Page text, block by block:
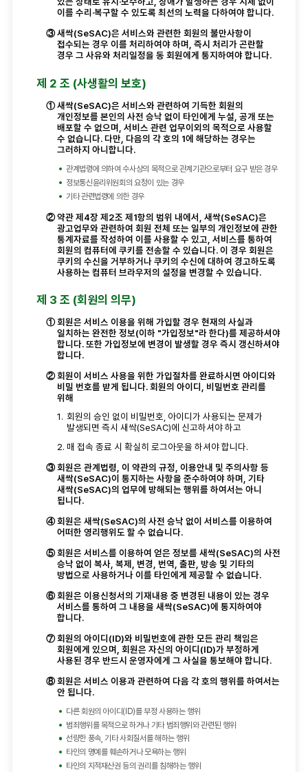
이를 수리·복구할 수 있도록 최선의 노력을 다하여야 합니다.
③ 새싹(SeSAC)은 서비스와 관련한 회원의 불만사항이
접수되는 경우 이를 처리하여야 하며, 즉시 처리가 곤란할
경우 그 사유와 처리일정을 동 회원에게 통지하여야 합니다.
제 2 조 (사생활의 보호)
① 새싹(SeSAC)은 서비스와 관련하여 기득한 회원의
개인정보를 본인의 사전 승낙 없이 타인에게 누설, 공개 또는
배포할 수 없으며, 서비스 관련 업무이외의 목적으로 사용할
수 없습니다. 다만, 다음의 각 호의 1에 해당하는 경우는
그러하지 아니합니다.
관계법령에 의하여 수사상의 목적으로 관계기관으로부터 요구 받은 경우
정보통신윤리위원회의 요청이 있는 경우
기타 관련법령에 의한 경우
② 약관 제4장 제2조 제1항의 범위 내에서, 새싹(SeSAC)은
광고업무와 관련하여 회원 전체 또는 일부의 개인정보에 관한
통계자료를 작성하여 이를 사용할 수 있고, 서비스를 통하여
회원의 컴퓨터에 쿠키를 전송할 수 있습니다. 이 경우 회원은
쿠키의 수신을 거부하거나 쿠키의 수신에 대하여 경고하도록
사용하는 컴퓨터 브라우저의 설정을 변경할 수 있습니다.
제 3 조 (회원의 의무)
① 회원은 서비스 이용을 위해 가입할 경우 현재의 사실과
일치하는 완전한 정보(이하 "가입정보"라 한다)를 제공하셔야
합니다. 또한 가입정보에 변경이 발생할 경우 즉시 갱신하셔야
합니다.
② 회원이 서비스 사용을 위한 가입절차를 완료하시면 아이디와
비밀 번호를 받게 됩니다. 회원의 아이디, 비밀번호 관리를
위해
1. 회원의 승인 없이 비밀번호, 아이디가 사용되는 문제가
발생되면 즉시 새싹(SeSAC)에 신고하셔야 하고
2. 매 접속 종료 시 확실히 로그아웃을 하셔야 합니다.
③ 회원은 관계법령, 이 약관의 규정, 이용안내 및 주의사항 등
새싹(SeSAC)이 통지하는 사항을 준수하여야 하며, 기타
새싹(SeSAC)의 업무에 방해되는 행위를 하여서는 아니
됩니다.
④ 회원은 새싹(SeSAC)의 사전 승낙 없이 서비스를 이용하여
어떠한 영리행위도 할 수 없습니다.
⑤ 회원은 서비스를 이용하여 얻은 정보를 새싹(SeSAC)의 사전
승낙 없이 복사, 복제, 변경, 번역, 출판, 방송 및 기타의
방법으로 사용하거나 이를 타인에게 제공할 수 없습니다.
⑥ 회원은 이용신청서의 기재내용 중 변경된 내용이 있는 경우
서비스를 통하여 그 내용을 새싹(SeSAC)에 통지하여야
합니다.
⑦ 회원의 아이디(ID)와 비밀번호에 관한 모든 관리 책임은
회원에게 있으며, 회원은 자신의 아이디(ID)가 부정하게
사용된 경우 반드시 운영자에게 그 사실을 통보해야 합니다.
⑧ 회원은 서비스 이용과 관련하여 다음 각 호의 행위를 하여서는
안 됩니다.
다른 회원의 아이디(ID)를 부정 사용하는 행위
범죄행위를 목적으로 하거나 기타 범죄행위와 관련된 행위
선량한 풍속, 기타 사회질서를 해하는 행위
타인의 명예를 훼손하거나 모욕하는 행위
타인의 지적재산권 등의 권리를 침해하는 행위